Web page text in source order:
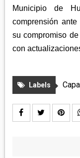
Municipio de
comprensión
su compromiso
con
Labels